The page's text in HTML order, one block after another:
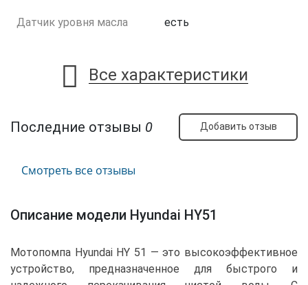
Датчик уровня масла есть
Все характеристики
Последние отзывы 0 Добавить отзыв
Смотреть все отзывы
Описание модели Hyundai HY51
Мотопомпа Hyundai HY 51 — это высокоэффективное
устройство, предназначенное для быстрого и